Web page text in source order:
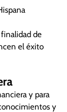
de
el éxito
y para
y